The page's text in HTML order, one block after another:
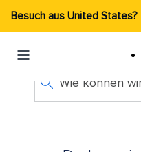
Besuch aus United States?
Wie können